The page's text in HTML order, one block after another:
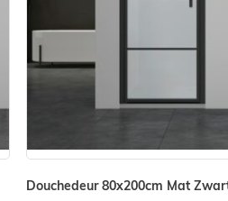
Douchedeur 80x200cm Mat